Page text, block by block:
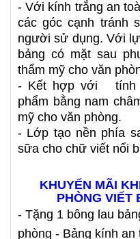
- Với kính trắng an
các góc cạnh tránh
người sử dụng. Với
bảng có mặt sau
thẩm mỹ cho văn
- Kết hợp với tính
phẩm bằng nam
mỹ cho văn phòng.
- Lớp tạo nền phía
sữa cho chữ viết nổi
KHUYẾN MÃI
PHÒNG VIẾT
- Tặng 1 bông lau
phòng - Bảng kính